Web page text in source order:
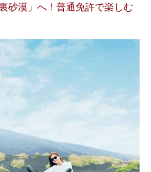
施設や、1,000円以下で楽しめる安
ジャーにもぴったりなエンタメ要素
用のシーンに合わせて参考にしてく
砂漠」へ！普通免許で楽しむ